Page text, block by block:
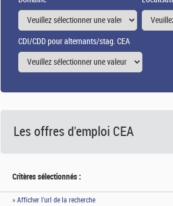
CDI/CDD pour alternants/stag. CEA
Les offres d'emploi CEA
Critères sélectionnés :
» Afficher l'url de la recherche